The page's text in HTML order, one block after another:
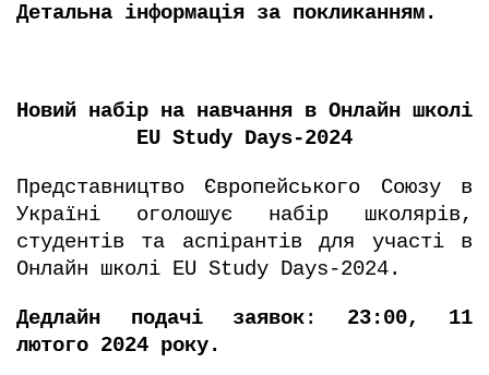
Детальна інформація за покликанням.
Новий набір на навчання в Онлайн школі
EU Study Days-2024
Представництво Європейського Союзу в
Україні оголошує набір школярів,
студентів та аспірантів для участі в
Онлайн школі EU Study Days-2024.
Дедлайн подачі заявок: 23:00, 11
лютого 2024 року.